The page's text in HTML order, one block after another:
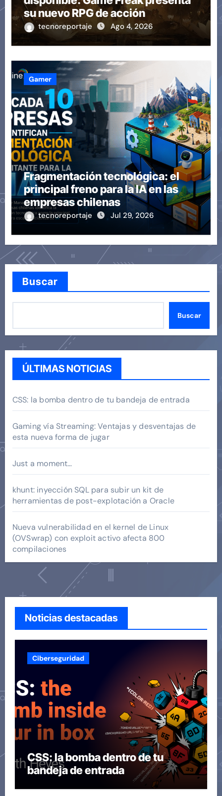
su nuevo RPG de acción
tecnoreportaje Ago 4, 2026
Gamer
Fragmentación tecnológica: el
principal freno para la IA en las
empresas chilenas
tecnoreportaje Jul 29, 2026
Buscar
Buscar
ÚLTIMAS NOTICIAS
CSS: la bomba dentro de tu bandeja de entrada
Gaming vía Streaming: Ventajas y desventajas de
esta nueva forma de jugar
Just a moment…
khunt: inyección SQL para subir un kit de
herramientas de post-explotación a Oracle
Nueva vulnerabilidad en el kernel de Linux
(OVSwrap) con exploit activo afecta 800
compilaciones
Noticias destacadas
Ciberseguridad
CSS: la bomba dentro de tu
bandeja de entrada